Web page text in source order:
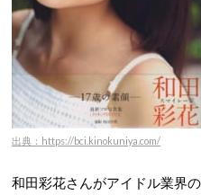
出典：https://bci.kinokuniya.com/
和田彩花さんがアイドル業界